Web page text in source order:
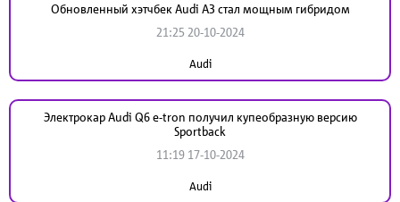
Обновленный хэтчбек Audi A3 стал мощным гибридом
21:25 20-10-2024
Audi
Электрокар Audi Q6 e-tron получил купеобразную версию
Sportback
11:19 17-10-2024
Audi